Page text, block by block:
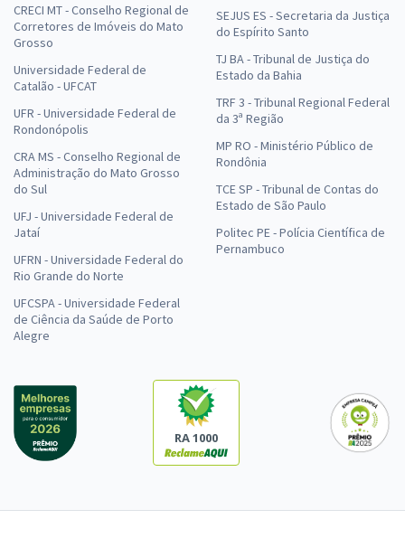
CRECI MT - Conselho Regional de
Corretores de Imóveis do Mato
Grosso
Universidade Federal de
Catalão - UFCAT
UFR - Universidade Federal de
Rondonópolis
CRA MS - Conselho Regional de
Administração do Mato Grosso
do Sul
UFJ - Universidade Federal de
Jataí
UFRN - Universidade Federal do
Rio Grande do Norte
UFCSPA - Universidade Federal
de Ciência da Saúde de Porto
Alegre
SEJUS ES - Secretaria da Justiça
do Espírito Santo
TJ BA - Tribunal de Justiça do
Estado da Bahia
TRF 3 - Tribunal Regional Federal
da 3ª Região
MP RO - Ministério Público de
Rondônia
TCE SP - Tribunal de Contas do
Estado de São Paulo
Politec PE - Polícia Científica de
Pernambuco
RA 1000